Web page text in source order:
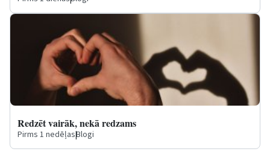
Redzēt vairāk, nekā redzams
Pirms 1 nedēļas|Blogi